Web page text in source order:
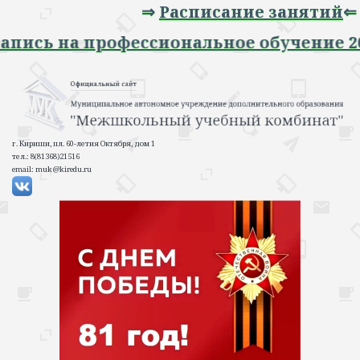
Расписание занятий⇐
на профессиональное обучение
г. Кириши, пл. 60-летия Октября, дом 1
тел.: 8(81368)21516
email: muk@kiredu.ru